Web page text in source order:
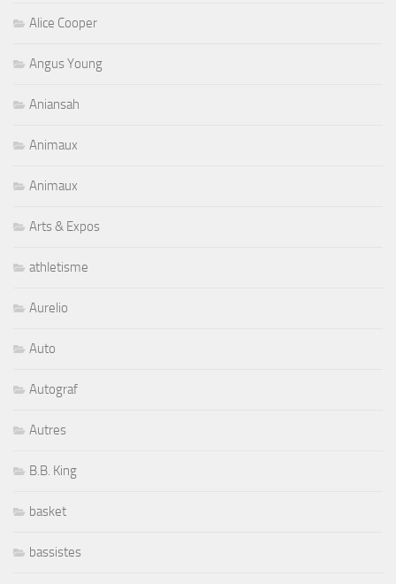
Alice Cooper
Angus Young
Aniansah
Animaux
Animaux
Arts & Expos
athletisme
Aurelio
Auto
Autograf
Autres
B.B. King
basket
bassistes